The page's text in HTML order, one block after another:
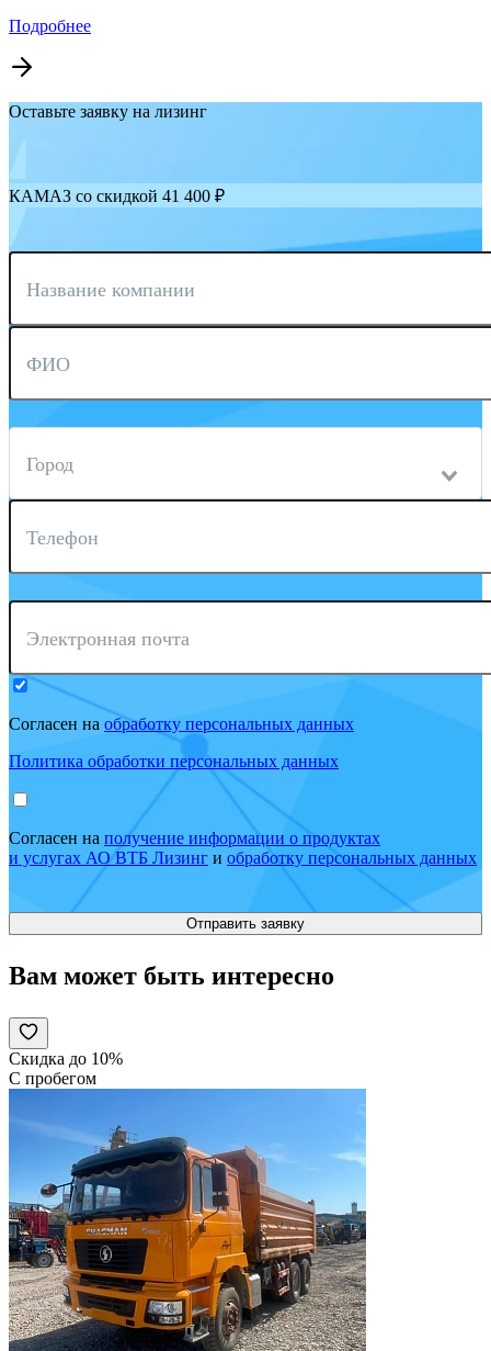
Подробнее
Оставьте заявку на лизинг
КАМАЗ со скидкой 41 400 ₽
Название компании
ФИО
Город
Телефон
Электронная почта
Согласен на обработку персональных данных
Политика обработки персональных данных
Согласен на получение информации о продуктах
и услугах АО ВТБ Лизинг и обработку персональных данных
Вам может быть интересно
Скидка до 10%
С пробегом